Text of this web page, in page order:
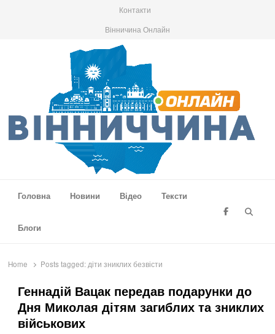
Контакти
Вінничина Онлайн
Головна
Новини Відео Тексти
Блоги
Home Posts tagged: діти зниклих безвісти
Геннадій Вацак передав подарунки до
Дня Миколая дітям загиблих та зниклих
військових